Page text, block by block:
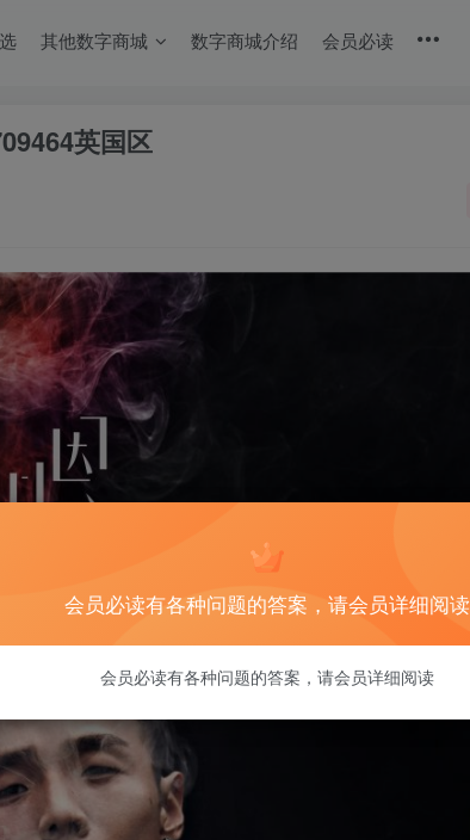
其他数字商城 数字商城介绍 会员必读
英国区
会员必读有各种问题的答案，请会员详细阅读
会员必读有各种问题的答案，请会员详细阅读